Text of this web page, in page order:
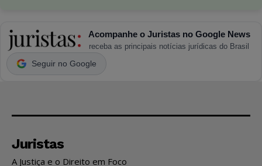
Acompanhe o Juristas no Google News
receba as principais notícias jurídicas do Brasil
Seguir no Google
Juristas
A Justiça e o Direito em Foco